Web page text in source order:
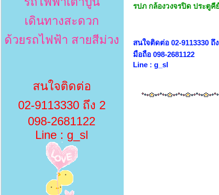
เดินทางสะดวก
ด้วยรถไฟฟ้า สายสีม่วง
สนใจติดต่อ
02-9113330 ถึง 2
098-2681122
Line : g_sl
รปภ กล้องวงจรปิด ประตูคี
สนใจติดต่อ 02-9113330 ถึ
มือถือ 098-2681122
Line : g_sl